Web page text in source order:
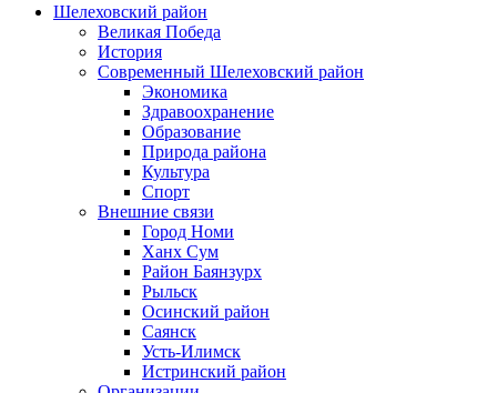
Шелеховский район
Великая Победа
История
Современный Шелеховский район
Экономика
Здравоохранение
Образование
Природа района
Культура
Спорт
Внешние связи
Город Номи
Ханх Сум
Район Баянзурх
Рыльск
Осинский район
Саянск
Усть-Илимск
Истринский район